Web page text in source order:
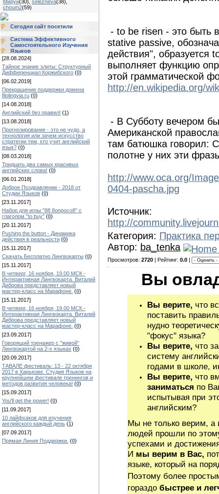
Мируи(30) selezneva(38)
choum2(59)
Сегодня сайт посетили
Система Эффективного
Самостоятельного Изучения
Языков
[28.08.2024]
Тайное знание элиты: Структурный
Дифференциал Коржибского (0)
[06.02.2019]
Прекращение поддержки домена
filolingvia.ru (0)
[14.08.2018]
Английский без правил! (1)
[13.08.2018]
Прогнозирование - это не чудо, а
технология или зачем искусство
стратегии тем, кто учит английский
язык? (0)
[08.03.2018]
Тридцать два самых красивых
английских слова! (0)
[06.01.2018]
Доброе Поздравление - 2018 от
Студии Языков (0)
[23.11.2017]
Набор для игры "88 8опросо8" с
глаголом "to buy" (0)
[20.11.2017]
Pushing the button - Динамика
действия в реальности (0)
[15.11.2017]
Скачать Бесплатно Лингвокарты (0)
[15.11.2017]
В четверг, 16 ноября, 19.00 МСК -
Интерактивная Лингвокарта. Виталий
Диброва представляет новый
мастер-класс на Марафоне. (0)
[15.11.2017]
В четверг, 16 ноября, 19.00 МСК -
Интерактивная Лингвокарта. Виталий
Диброва представляет новый
мастер-класс на Марафоне. (0)
[23.09.2017]
Говорящий тренажер с "живой"
Лингвокартой на 2-х языках (0)
[20.09.2017]
ТАВАЛЕ фестиваль: 13 - 22 октября
2017 в Харькове. Студия Языков на
крупнейшем фестивале тренингов и
методов развития человека! (0)
[15.09.2017]
You'll get the power! (0)
[11.09.2017]
10 лайфхаков для изучения
английского каждый день (1)
[07.09.2017]
Прямая Линия Поддержки. (0)
- to be risen - это быть
stative passive,
действия", образуется
выполняет функцию
этой грамматической
http://en.wikipedia.org/
- В Субботу вечером
Американской
там батюшка говорил:
полотне у них эти
http://www.oca.org/
0404-pascha.jpg
Источник:
http://
Категория: Практика
Автор: ba_tenka
Просмотров: 2720 | Рейтинг: 0.0
Вы
Вы верите, что
поставить
нудно
"фокус" языка?
Вы верите, что
систему
годами в школе,
Вы верите, что
заниматься по
испытывая при
английским?
Мы не только верим, а
людей прошли по
успехами и
И мы верим в Вас,
языке, который на
Поэтому более
гораздо быстрее и